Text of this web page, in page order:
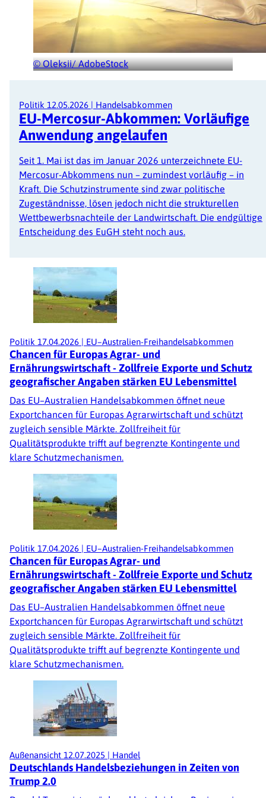
© Oleksii/ AdobeStock
Politik 12.05.2026 | Handelsabkommen
EU-Mercosur-Abkommen: Vorläufige
Anwendung angelaufen
Seit 1. Mai ist das im Januar 2026 unterzeichnete EU-
Mercosur-Abkommens nun – zumindest vorläufig – in
Kraft. Die Schutzinstrumente sind zwar politische
Zugeständnisse, lösen jedoch nicht die strukturellen
Wettbewerbsnachteile der Landwirtschaft. Die endgültige
Entscheidung des EuGH steht noch aus.
Politik 17.04.2026 | EU–Australien-Freihandelsabkommen
Chancen für Europas Agrar- und
Ernährungswirtschaft - Zollfreie Exporte und Schutz
geografischer Angaben stärken EU Lebensmittel
Das EU–Australien Handelsabkommen öffnet neue
Exportchancen für Europas Agrarwirtschaft und schützt
zugleich sensible Märkte. Zollfreiheit für
Qualitätsprodukte trifft auf begrenzte Kontingente und
klare Schutzmechanismen.
Politik 17.04.2026 | EU–Australien-Freihandelsabkommen
Chancen für Europas Agrar- und
Ernährungswirtschaft - Zollfreie Exporte und Schutz
geografischer Angaben stärken EU Lebensmittel
Das EU–Australien Handelsabkommen öffnet neue
Exportchancen für Europas Agrarwirtschaft und schützt
zugleich sensible Märkte. Zollfreiheit für
Qualitätsprodukte trifft auf begrenzte Kontingente und
klare Schutzmechanismen.
Außenansicht 12.07.2025 | Handel
Deutschlands Handelsbeziehungen in Zeiten von
Trump 2.0